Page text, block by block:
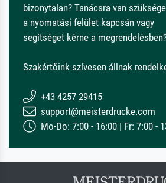
bizonytalan? Tanácsra van szüksége
a nyomatási felület kapcsán vagy
segítséget kérne a
Szakértőink szívesen állnak
+43 4257 29415
support@meisterdrucke.com
Mo-Do: 7:00 - 16:00 | Fr: 7:00 -